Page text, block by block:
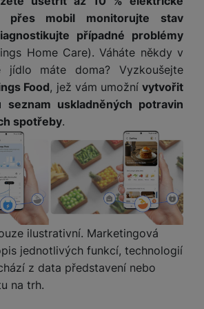
cookies zpracováváme souhrnně a
schopni identifikovat konkrétní
používáme my nebo naši partneři,
zobrazit vhodné obsahy nebo reklamy jak
tak na stránkách třetích stran.
přes mobil monitorujte stav
případné problémy
Home Care). Váháte někdy v
jídlo máte doma? Vyzkoušejte
Food, jež vám umožnívytvořit
seznam uskladněných potravin
spotřeby.
ilustrativní. Marketingová
jednotlivých funkcí, technologií
z data představení nebo
na trh.